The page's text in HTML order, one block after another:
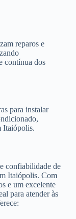
reparos e
contínua dos
para instalar
Itaiópolis.
confiabilidade de
Itaiópolis. Com
e um excelente
para atender às